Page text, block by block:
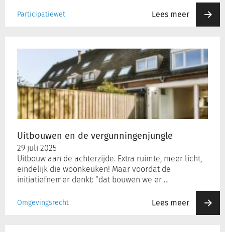
Participatiewet Lees meer
Uitbouwen en de vergunningenjungle
29 juli 2025
Uitbouw aan de achterzijde. Extra ruimte, meer licht,
eindelijk die woonkeuken! Maar voordat de
initiatiefnemer denkt: “dat bouwen we er …
Omgevingsrecht Lees meer
vergunningenjungle